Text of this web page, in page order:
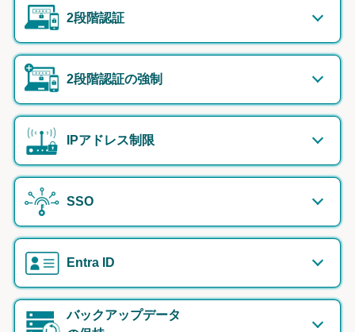
2段階認証
2段階認証の強制
IPアドレス制限
SSO
Entra ID
バックアップデータ